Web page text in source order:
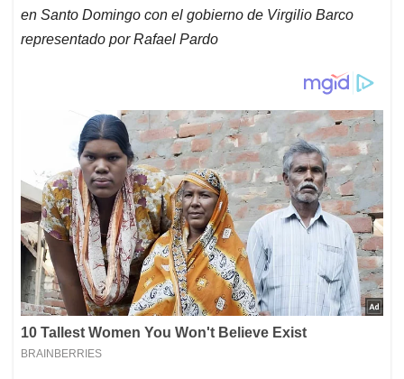
en Santo Domingo con el gobierno de Virgilio Barco
representado por Rafael Pardo